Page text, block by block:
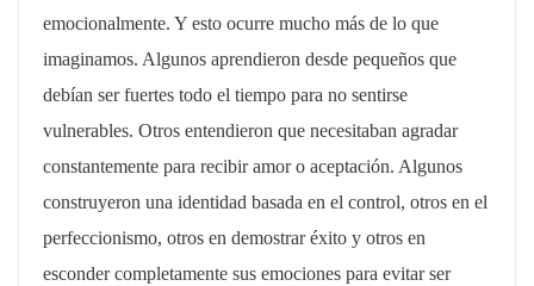
emocionalmente. Y esto ocurre mucho más de lo que
imaginamos. Algunos aprendieron desde pequeños que
debían ser fuertes todo el tiempo para no sentirse
vulnerables. Otros entendieron que necesitaban agradar
constantemente para recibir amor o aceptación. Algunos
construyeron una identidad basada en el control, otros en el
perfeccionismo, otros en demostrar éxito y otros en
esconder completamente sus emociones para evitar ser